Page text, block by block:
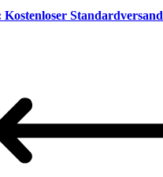
Kostenloser Standardversand